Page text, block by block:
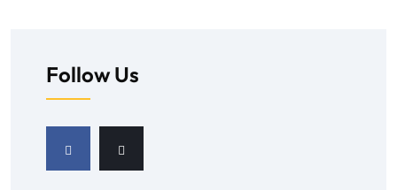
Follow Us